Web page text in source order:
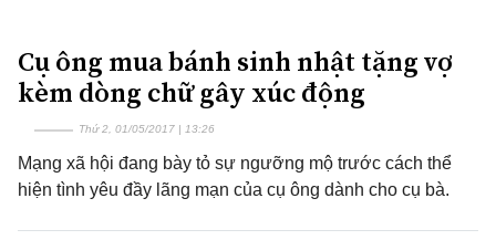
Cụ ông mua bánh sinh nhật tặng vợ
kèm dòng chữ gây xúc động
Thứ 2, 01/05/2017 | 13:26
Mạng xã hội đang bày tỏ sự ngưỡng mộ trước cách thể
hiện tình yêu đầy lãng mạn của cụ ông dành cho cụ bà.